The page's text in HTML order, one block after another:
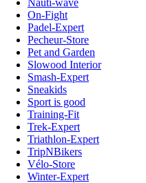
On-Fight
Padel-Expert
Pecheur-Store
Pet and Garden
Slowood Interior
Smash-Expert
Sneakids
Sport is good
Training-Fit
Trek-Expert
Triathlon-Expert
TripNBikers
Vélo-Store
Winter-Expert